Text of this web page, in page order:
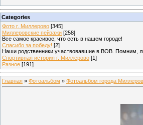
Categories
Фото г. Миллерово [345]
Миллеровские пейзажи [258]
Все самое красивое, что есть в нашем городе!
Спасибо за победу! [2]
Наши родственники участвовавшие в ВОВ. Помним,
Спортивная история г. Миллерово [1]
Разное [191]
Главная » Фотоальбом » Фотоальбом города